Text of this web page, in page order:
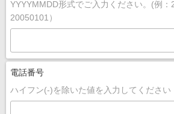
YYYYMMDD形式でご入力ください。(例
20050101）
電話番号
ハイフン(-)を除いた値を入力してください